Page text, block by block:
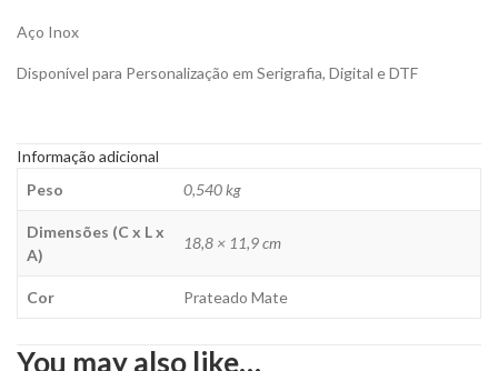
Aço Inox
Disponível para Personalização em Serigrafia, Digital e DTF
Informação adicional
Peso
0,540 kg
Dimensões (C x L x
A)
18,8 × 11,9 cm
Cor Prateado Mate
You may also like…